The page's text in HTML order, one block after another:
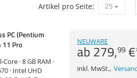
Artikel pro Seite: 25
PC (Pentium
11 Pro
· 8 GB RAM ·
· Intel UHD
NEUWARE
ab 279,99 €
inkl. MwSt.,